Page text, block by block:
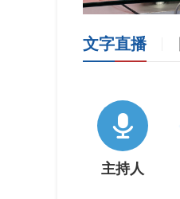
文字直播

主持人